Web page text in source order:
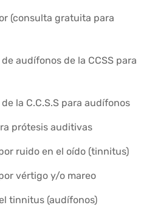
(consulta gratuita para
audífonos de la CCSS para
la C.C.S.S para audífonos
prótesis auditivas
ruido en el oído (tinnitus)
vértigo y/o mareo
tinnitus (audífonos)